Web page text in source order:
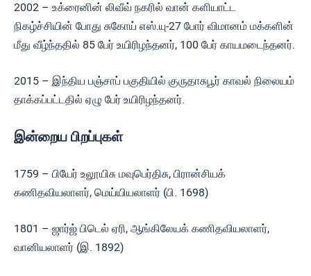
2002 – உக்ரைனின் லிவீவ் நகரில் வான் களியாட்ட
நிகழ்ச்சியின் போது சுகோய் எஸ்.யு-27 போர் விமானம் மக்களின்
மீது வீழ்ந்ததில் 85 பேர் உயிரிழந்தனர், 100 பேர் காயமடைந்தனர்.
2015 – இந்திய பஞ்சாப் பகுதியில் குருதாசுபூர் காவல் நிலையம்
தாக்கப்பட்டதில் ஏழு பேர் உயிரிழந்தனர்.
இன்றைய பிறப்புகள்
1759 – பியேர் உலூயிசு மவுபெர்திசு, பிரான்சியக்
கணிதவியலாளர், மெய்யியலாளர் (பி. 1698)
1801 – ஜார்ஜ் பிடெல் ஏரி, ஆங்கிலேயக் கணிதவியலாளர்,
வானியலாளர் (இ. 1892)